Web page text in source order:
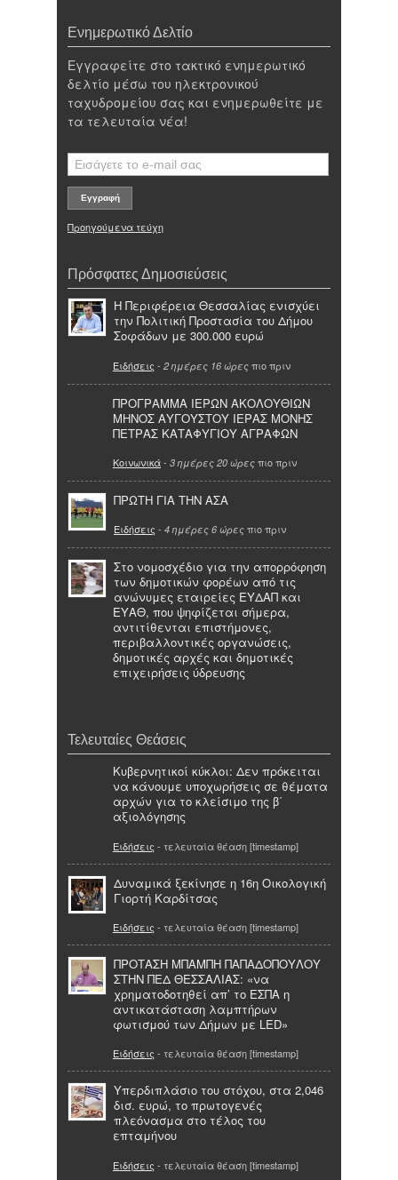
Ενημερωτικό Δελτίο
Εγγραφείτε στο τακτικό ενημερωτικό
δελτίο μέσω του ηλεκτρονικού
ταχυδρομείου σας και ενημερωθείτε με
τα τελευταία νέα!
Προηγούμενα τεύχη
Πρόσφατες Δημοσιεύσεις
Η Περιφέρεια Θεσσαλίας ενισχύει
την Πολιτική Προστασία του Δήμου
Σοφάδων με 300.000 ευρώ
Ειδήσεις - 2 ημέρες 16 ώρες πιο πριν
ΠΡΟΓΡΑΜΜΑ ΙΕΡΩΝ ΑΚΟΛΟΥΘΙΩΝ
ΜΗΝΟΣ ΑΥΓΟΥΣΤΟΥ ΙΕΡΑΣ ΜΟΝΗΣ
ΠΕΤΡΑΣ ΚΑΤΑΦΥΓΙΟΥ ΑΓΡΑΦΩΝ
Κοινωνικά- 3 ημέρες 20 ώρες πιο πριν
ΠΡΩΤΗ ΓΙΑ ΤΗΝ ΑΣΑ
Ειδήσεις - 4 ημέρες 6 ώρες πιο πριν
Στο νομοσχέδιο για την απορρόφηση
των δημοτικών φορέων από τις
ανώνυμες εταιρείες ΕΥΔΑΠ και
ΕΥΑΘ, που ψηφίζεται σήμερα,
αντιτίθενται επιστήμονες,
περιβαλλοντικές οργανώσεις,
δημοτικές αρχές και δημοτικές
επιχειρήσεις ύδρευσης
Τελευταίες Θεάσεις
Κυβερνητικοί κύκλοι: Δεν πρόκειται
να κάνουμε υποχωρήσεις σε θέματα
αρχών για το κλείσιμο της β΄
αξιολόγησης
Ειδήσεις - τελευταία θέαση [timestamp]
Δυναμικά ξεκίνησε η 16η Οικολογική
Γιορτή Καρδίτσας
Ειδήσεις - τελευταία θέαση [timestamp]
ΠΡΟΤΑΣΗ ΜΠΑΜΠΗ ΠΑΠΑΔΟΠΟΥΛΟΥ
ΣΤΗΝ ΠΕΔ ΘΕΣΣΑΛΙΑΣ: «να
χρηματοδοτηθεί απ’ το ΕΣΠΑ η
αντικατάσταση λαμπτήρων
φωτισμού των Δήμων με LED»
Ειδήσεις - τελευταία θέαση [timestamp]
Υπερδιπλάσιο του στόχου, στα 2,046
δισ. ευρώ, το πρωτογενές
πλεόνασμα στο τέλος του
επταμήνου
Ειδήσεις - τελευταία θέαση [timestamp]